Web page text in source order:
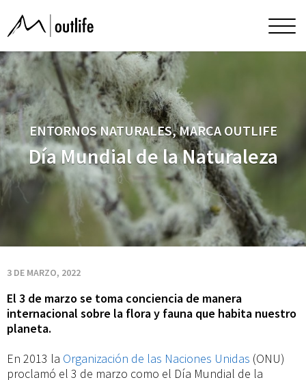
Día
Mundial
de
la
Naturaleza
Menu
ENTORNOS NATURALES, MARCA OUTLIFE
Día Mundial de la Naturaleza
3 DE MARZO, 2022
El 3 de marzo se toma conciencia de manera
internacional sobre la flora y fauna que habita nuestro
planeta.
En 2013 la Organización de las Naciones Unidas (ONU)
proclamó el 3 de marzo como el Día Mundial de la